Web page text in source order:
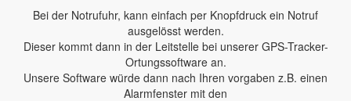
Bei der Notrufuhr, kann einfach per Knopfdruck ein Notruf
ausgelösst werden.
Dieser kommt dann in der Leitstelle bei unserer GPS-Tracker-
Ortungssoftware an.
Unsere Software würde dann nach Ihren vorgaben z.B. einen
Alarmfenster mit den